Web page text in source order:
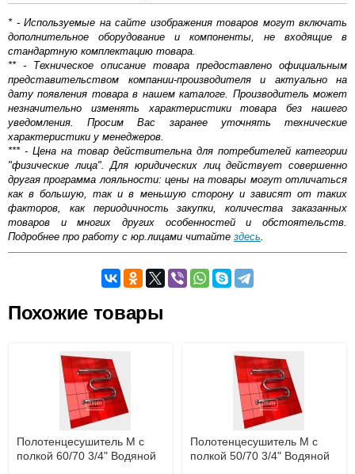
* - Используемые на сайте изображения товаров могут включать
дополнительное оборудование и компоненты, не входящие в
стандартную комплектацию товара.
** - Техническое описание товара предоставлено официальным
представительством компании-производителя и актуально на
дату появления товара в нашем каталоге. Производитель может
незначительно изменять характеристики товара без нашего
уведомления. Просим Вас заранее уточнять технические
характеристики у менеджеров.
*** - Цена на товар действительна для потребителей категории
"физические лица". Для юридических лиц действует совершенно
другая программа лояльности: цены на товары могут отличаться
как в большую, так и в меньшую сторону и зависят от таких
факторов, как периодичность закупки, количества заказанных
товаров и многих других особенностей и обстоятельств.
Подробнее про работу с юр.лицами читайте здесь.
Оставьте отзыв
Доставка сантехники по Москве и Московской области
Наличный расчёт
Банковской картой на сайте в режиме реального
времени
Банковской картой при получении товара как при
доставке, так и самовывозом
Интернет-деньгами (Yandex-деньги, Web-money,
Qiwi-кошельки и другие).
Похожие товары
Полотенцесушитель M с
полкой 60/70 3/4" Водяной
Полотенцесушитель M с
полкой 50/70 3/4" Водяной